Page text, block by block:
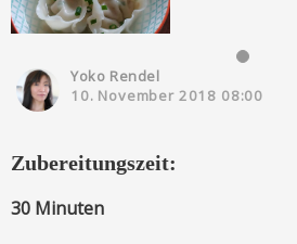
Yoko Rendel
10. November 2018 08:00
Zubereitungszeit:
30 Minuten